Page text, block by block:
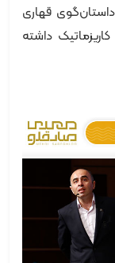
قهاری
داشته